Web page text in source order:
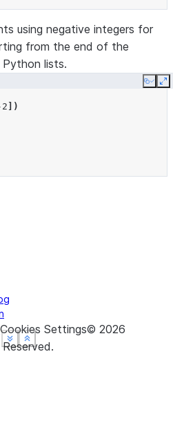
Show less
See more
Show less
See more
using negative integers for
from the end of the
lists.
Copy
2 ])
Show less
See more
Cookies Settings© 2026
.